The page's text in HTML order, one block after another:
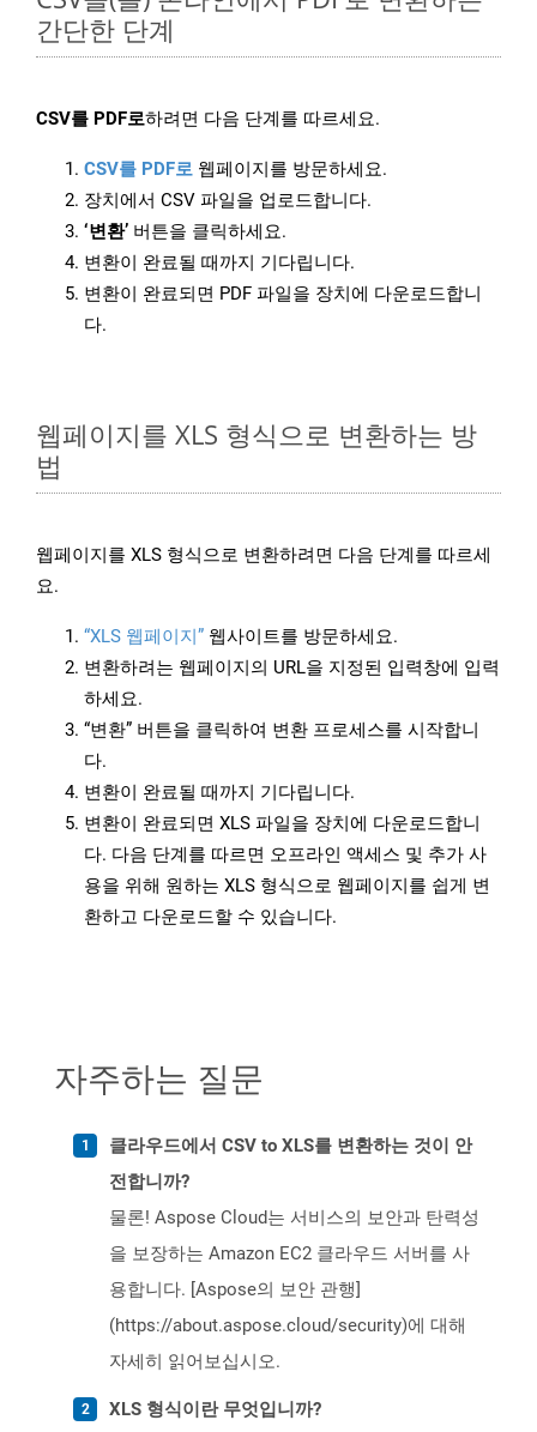
간단한 단계
CSV를 PDF로하려면 다음 단계를 따르세요.
CSV를 PDF로 웹페이지를 방문하세요.
장치에서 CSV 파일을 업로드합니다.
‘변환’ 버튼을 클릭하세요.
변환이 완료될 때까지 기다립니다.
변환이 완료되면 PDF 파일을 장치에 다운로드합니
다.
웹페이지를 XLS 형식으로 변환하는 방
법
웹페이지를 XLS 형식으로 변환하려면 다음 단계를 따르세
요.
“XLS 웹페이지” 웹사이트를 방문하세요.
변환하려는 웹페이지의 URL을 지정된 입력창에 입력
하세요.
“변환” 버튼을 클릭하여 변환 프로세스를 시작합니
다.
변환이 완료될 때까지 기다립니다.
변환이 완료되면 XLS 파일을 장치에 다운로드합니
다. 다음 단계를 따르면 오프라인 액세스 및 추가 사
용을 위해 원하는 XLS 형식으로 웹페이지를 쉽게 변
환하고 다운로드할 수 있습니다.
자주하는 질문
클라우드에서 CSV to XLS를 변환하는 것이 안
전합니까?
물론! Aspose Cloud는 서비스의 보안과 탄력성
을 보장하는 Amazon EC2 클라우드 서버를 사
용합니다. [Aspose의 보안 관행]
(https://about.aspose.cloud/security)에 대해
자세히 읽어보십시오.
XLS 형식이란 무엇입니까?